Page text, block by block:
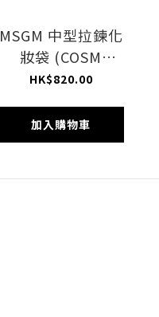
MSGM 中型拉鍊化
妝袋 (COSM
BLUE/KHAKI)
HK$820.00
加入購物車